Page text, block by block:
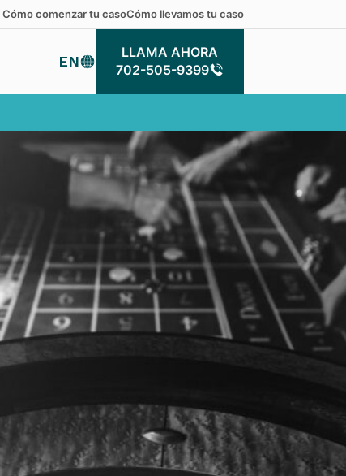
Cómo comenzar tu casoCómo llevamos tu caso
EN
LLAMA AHORA
LLAMA AHORA
702-505-9399